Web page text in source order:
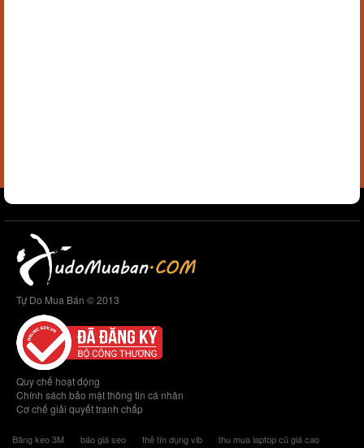
Tự Do Mua Bán © 2013
Quy chế hoạt động
Chính sách bảo mật thông tin cá nhân
Cơ chế giải quyết tranh chấp
Băng keo 3M báo giá seo thẻ tín dụng vib
thu mua laptop cũ giá cao